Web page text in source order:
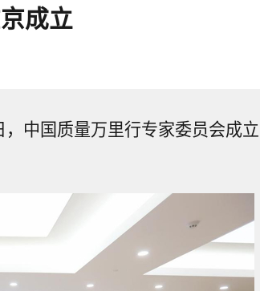
成立
中国质量万里行专家委员会成立